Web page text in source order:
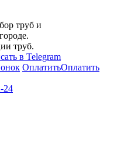
труб и
труб.
ОплатитьОплатить
24